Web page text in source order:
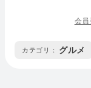
会
カテゴリ : グルメ